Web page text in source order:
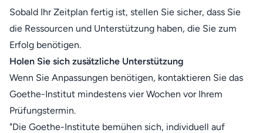
Sobald Ihr Zeitplan fertig ist, stellen Sie sicher, dass Sie
die Ressourcen und Unterstützung haben, die Sie zum
Erfolg benötigen.
Holen Sie sich zusätzliche Unterstützung
Wenn Sie Anpassungen benötigen, kontaktieren Sie das
Goethe-Institut mindestens vier Wochen vor Ihrem
Prüfungstermin.
"Die Goethe-Institute bemühen sich, individuell auf